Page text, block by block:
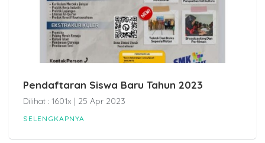
Pendaftaran Siswa Baru Tahun 2023
Dilihat : 1601x | 25 Apr 2023
SELENGKAPNYA